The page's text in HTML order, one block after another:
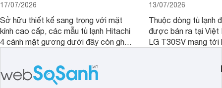
17/07/2026
Sở hữu thiết kế sang trọng với mặt
kính cao cấp, các mẫu tủ lạnh Hitachi
4 cánh mặt gương dưới đây còn ghi
công nghệ bảo quản hiện đại, đáp ứng
tốt nhu cầu lưu trữ thực phẩm của gia
13/07/2026
Thuộc dòng tủ lạnh
được bán ra tại Việt
LG T30SV mang tới
mức giá bán dễ
nhiều khách hàng